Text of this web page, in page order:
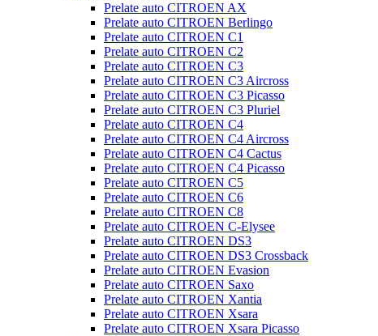
Prelate auto CITROEN AX
Prelate auto CITROEN Berlingo
Prelate auto CITROEN C1
Prelate auto CITROEN C2
Prelate auto CITROEN C3
Prelate auto CITROEN C3 Aircross
Prelate auto CITROEN C3 Picasso
Prelate auto CITROEN C3 Pluriel
Prelate auto CITROEN C4
Prelate auto CITROEN C4 Aircross
Prelate auto CITROEN C4 Cactus
Prelate auto CITROEN C4 Picasso
Prelate auto CITROEN C5
Prelate auto CITROEN C6
Prelate auto CITROEN C8
Prelate auto CITROEN C-Elysee
Prelate auto CITROEN DS3
Prelate auto CITROEN DS3 Crossback
Prelate auto CITROEN Evasion
Prelate auto CITROEN Saxo
Prelate auto CITROEN Xantia
Prelate auto CITROEN Xsara
Prelate auto CITROEN Xsara Picasso